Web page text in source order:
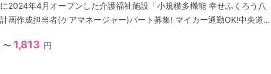
2024年4月オープンした介護福祉施設「小規模多機能 幸せふくろう八
画作成担当者(ケアマネージャー)パート募集! マイカー通勤OK!中央道
がら柔軟に働けるパート求人。 管理者や同僚ケアマネと相談しながら
〜 1,813 円